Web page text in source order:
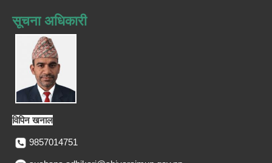
सूचना अधिकारी
विपिन खनाल
9857014751